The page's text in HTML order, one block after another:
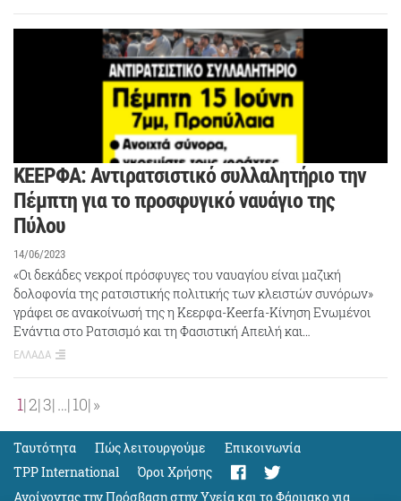
ΚΕΕΡΦΑ: Αντιρατσιστικό συλλαλητήριο την
Πέμπτη για το προσφυγικό ναυάγιο της
Πύλου
14/06/2023
«Οι δεκάδες νεκροί πρόσφυγες του ναυαγίου είναι μαζική
δολοφονία της ρατσιστικής πολιτικής των κλειστών συνόρων»
γράφει σε ανακοίνωσή της η Κεερφα-Keerfa-Κίνηση Ενωμένοι
Ενάντια στο Ρατσισμό και τη Φασιστική Απειλή και…
ΕΛΛΑΔΑ
1 2 3 … 10 »
Ταυτότητα Πώς λειτουργούμε
Eπικοινωνία
TPP International
Όροι Χρήσης
Ανοίγοντας την Πρόσβαση στην Υγεία και το Φάρμακο για